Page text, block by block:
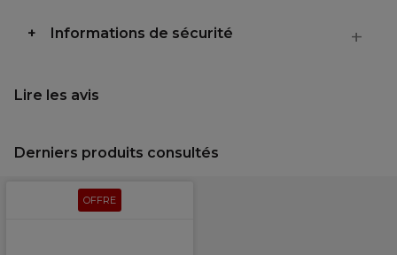
Informations de sécurité
Lire les avis
Derniers produits consultés
OFFRE